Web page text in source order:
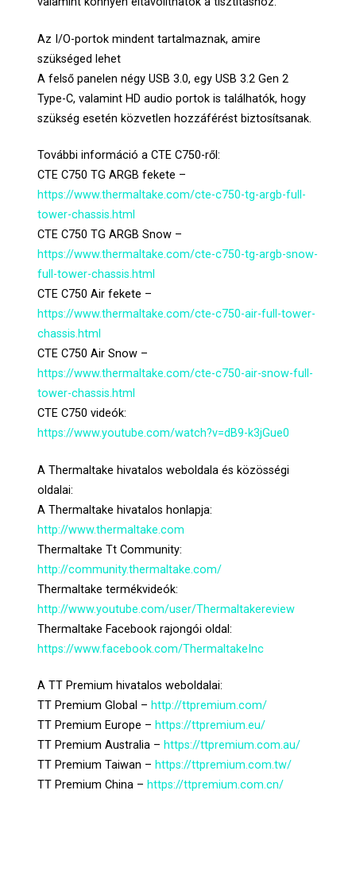
Az I/O-portok mindent tartalmaznak, amire
szükséged lehet
A felső panelen négy USB 3.0, egy USB 3.2 Gen 2
Type-C, valamint HD audio portok is találhatók, hogy
szükség esetén közvetlen hozzáférést biztosítsanak.
További információ a CTE C750-ről:
CTE C750 TG ARGB fekete –
https://www.thermaltake.com/cte-c750-tg-argb-full-
tower-chassis.html
CTE C750 TG ARGB Snow –
https://www.thermaltake.com/cte-c750-tg-argb-snow-
full-tower-chassis.html
CTE C750 Air fekete –
https://www.thermaltake.com/cte-c750-air-full-tower-
chassis.html
CTE C750 Air Snow –
https://www.thermaltake.com/cte-c750-air-snow-full-
tower-chassis.html
CTE C750 videók:
https://www.youtube.com/watch?v=dB9-k3jGue0
A Thermaltake hivatalos weboldala és közösségi
oldalai:
A Thermaltake hivatalos honlapja:
http://www.thermaltake.com
Thermaltake Tt Community:
http://community.thermaltake.com/
Thermaltake termékvideók:
http://www.youtube.com/user/Thermaltakereview
Thermaltake Facebook rajongói oldal:
https://www.facebook.com/ThermaltakeInc
A TT Premium hivatalos weboldalai:
TT Premium Global – http://ttpremium.com/
TT Premium Europe – https://ttpremium.eu/
TT Premium Australia – https://ttpremium.com.au/
TT Premium Taiwan – https://ttpremium.com.tw/
TT Premium China – https://ttpremium.com.cn/